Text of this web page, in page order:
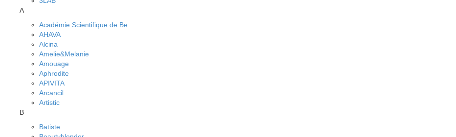
A
Académie Scientifique de Be
AHAVA
Alcina
Amelie&Melanie
Amouage
Aphrodite
APIVITA
Arcancil
Artistic
B
Batiste